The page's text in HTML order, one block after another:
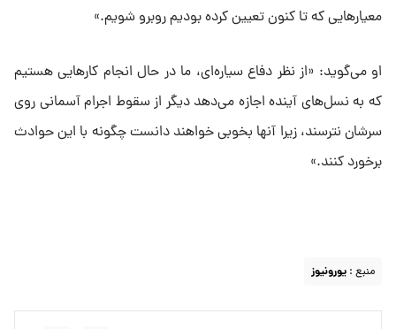
معیارهایی که تا کنون تعیین کرده بودیم روبرو شویم.»
او می‌گوید: «از نظر دفاع سیاره‌ای، ما در حال انجام کارهایی هستیم
که به نسل‌های آینده اجازه می‌دهد دیگر از سقوط اجرام آسمانی روی
سرشان نترسند، زیرا آنها بخوبی خواهند دانست چگونه با این حوادث
برخورد کنند.»
منبع : یورونیوز